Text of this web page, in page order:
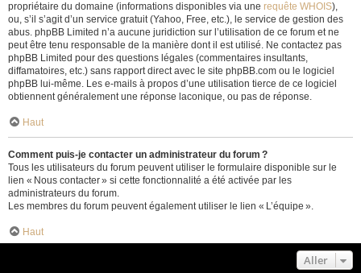
propriétaire du domaine (informations disponibles via une requête WHOIS),
ou, s’il s’agit d’un service gratuit (Yahoo, Free, etc.), le service de gestion des
abus. phpBB Limited n’a aucune juridiction sur l’utilisation de ce forum et ne
peut être tenu responsable de la manière dont il est utilisé. Ne contactez pas
phpBB Limited pour des questions légales (commentaires insultants,
diffamatoires, etc.) sans rapport direct avec le site phpBB.com ou le logiciel
phpBB lui-même. Les e-mails à propos d’une utilisation tierce de ce logiciel
obtiennent généralement une réponse laconique, ou pas de réponse.
Haut
Comment puis-je contacter un administrateur du forum ?
Tous les utilisateurs du forum peuvent utiliser le formulaire disponible sur le
lien « Nous contacter » si cette fonctionnalité a été activée par les
administrateurs du forum.
Les membres du forum peuvent également utiliser le lien « L’équipe ».
Haut
Aller